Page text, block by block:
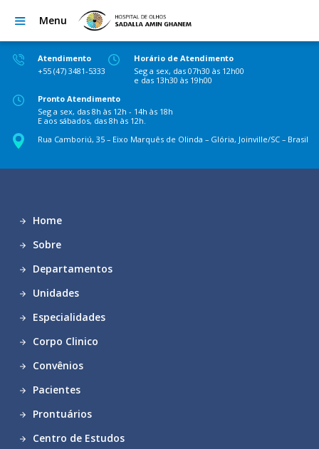
Menu
Atendimento
+55 (47) 3481-5333
Horário de Atendimento
Seg a sex, das 07h30 às 12h00
e das 13h30 às 19h00
Pronto Atendimento
Seg a sex, das 8h às 12h - 14h às 18h
E aos sábados, das 8h às 12h.
Rua Camboriú, 35 – Eixo Marquês de Olinda – Glória, Joinville/SC – Brasil
Home
Sobre
Departamentos
Unidades
Especialidades
Corpo Clinico
Convênios
Pacientes
Prontuários
Centro de Estudos